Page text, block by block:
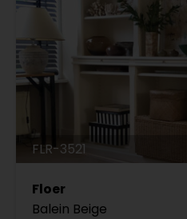
FLR-3521
Floer
Balein Beige